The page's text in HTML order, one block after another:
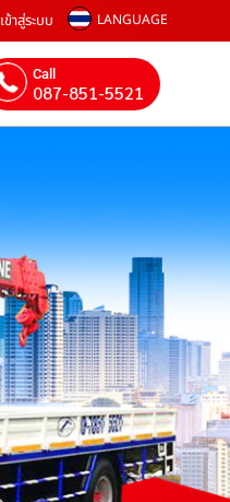
เข้าสู่ระบบ LANGUAGE
Call
087-851-5521